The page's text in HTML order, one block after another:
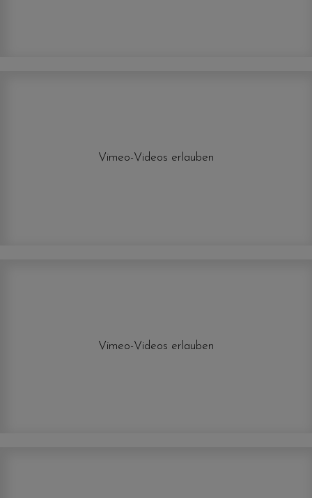
Vimeo-Videos erlauben
Vimeo-Videos erlauben